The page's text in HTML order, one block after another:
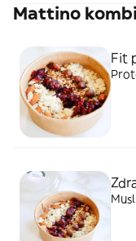
Mattino
Fit